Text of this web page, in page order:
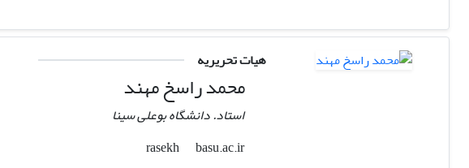
هیات تحریریه
محمد راسخ مهند
استاد. دانشگاه بوعلی سینا
rasekh
basu.ac.ir